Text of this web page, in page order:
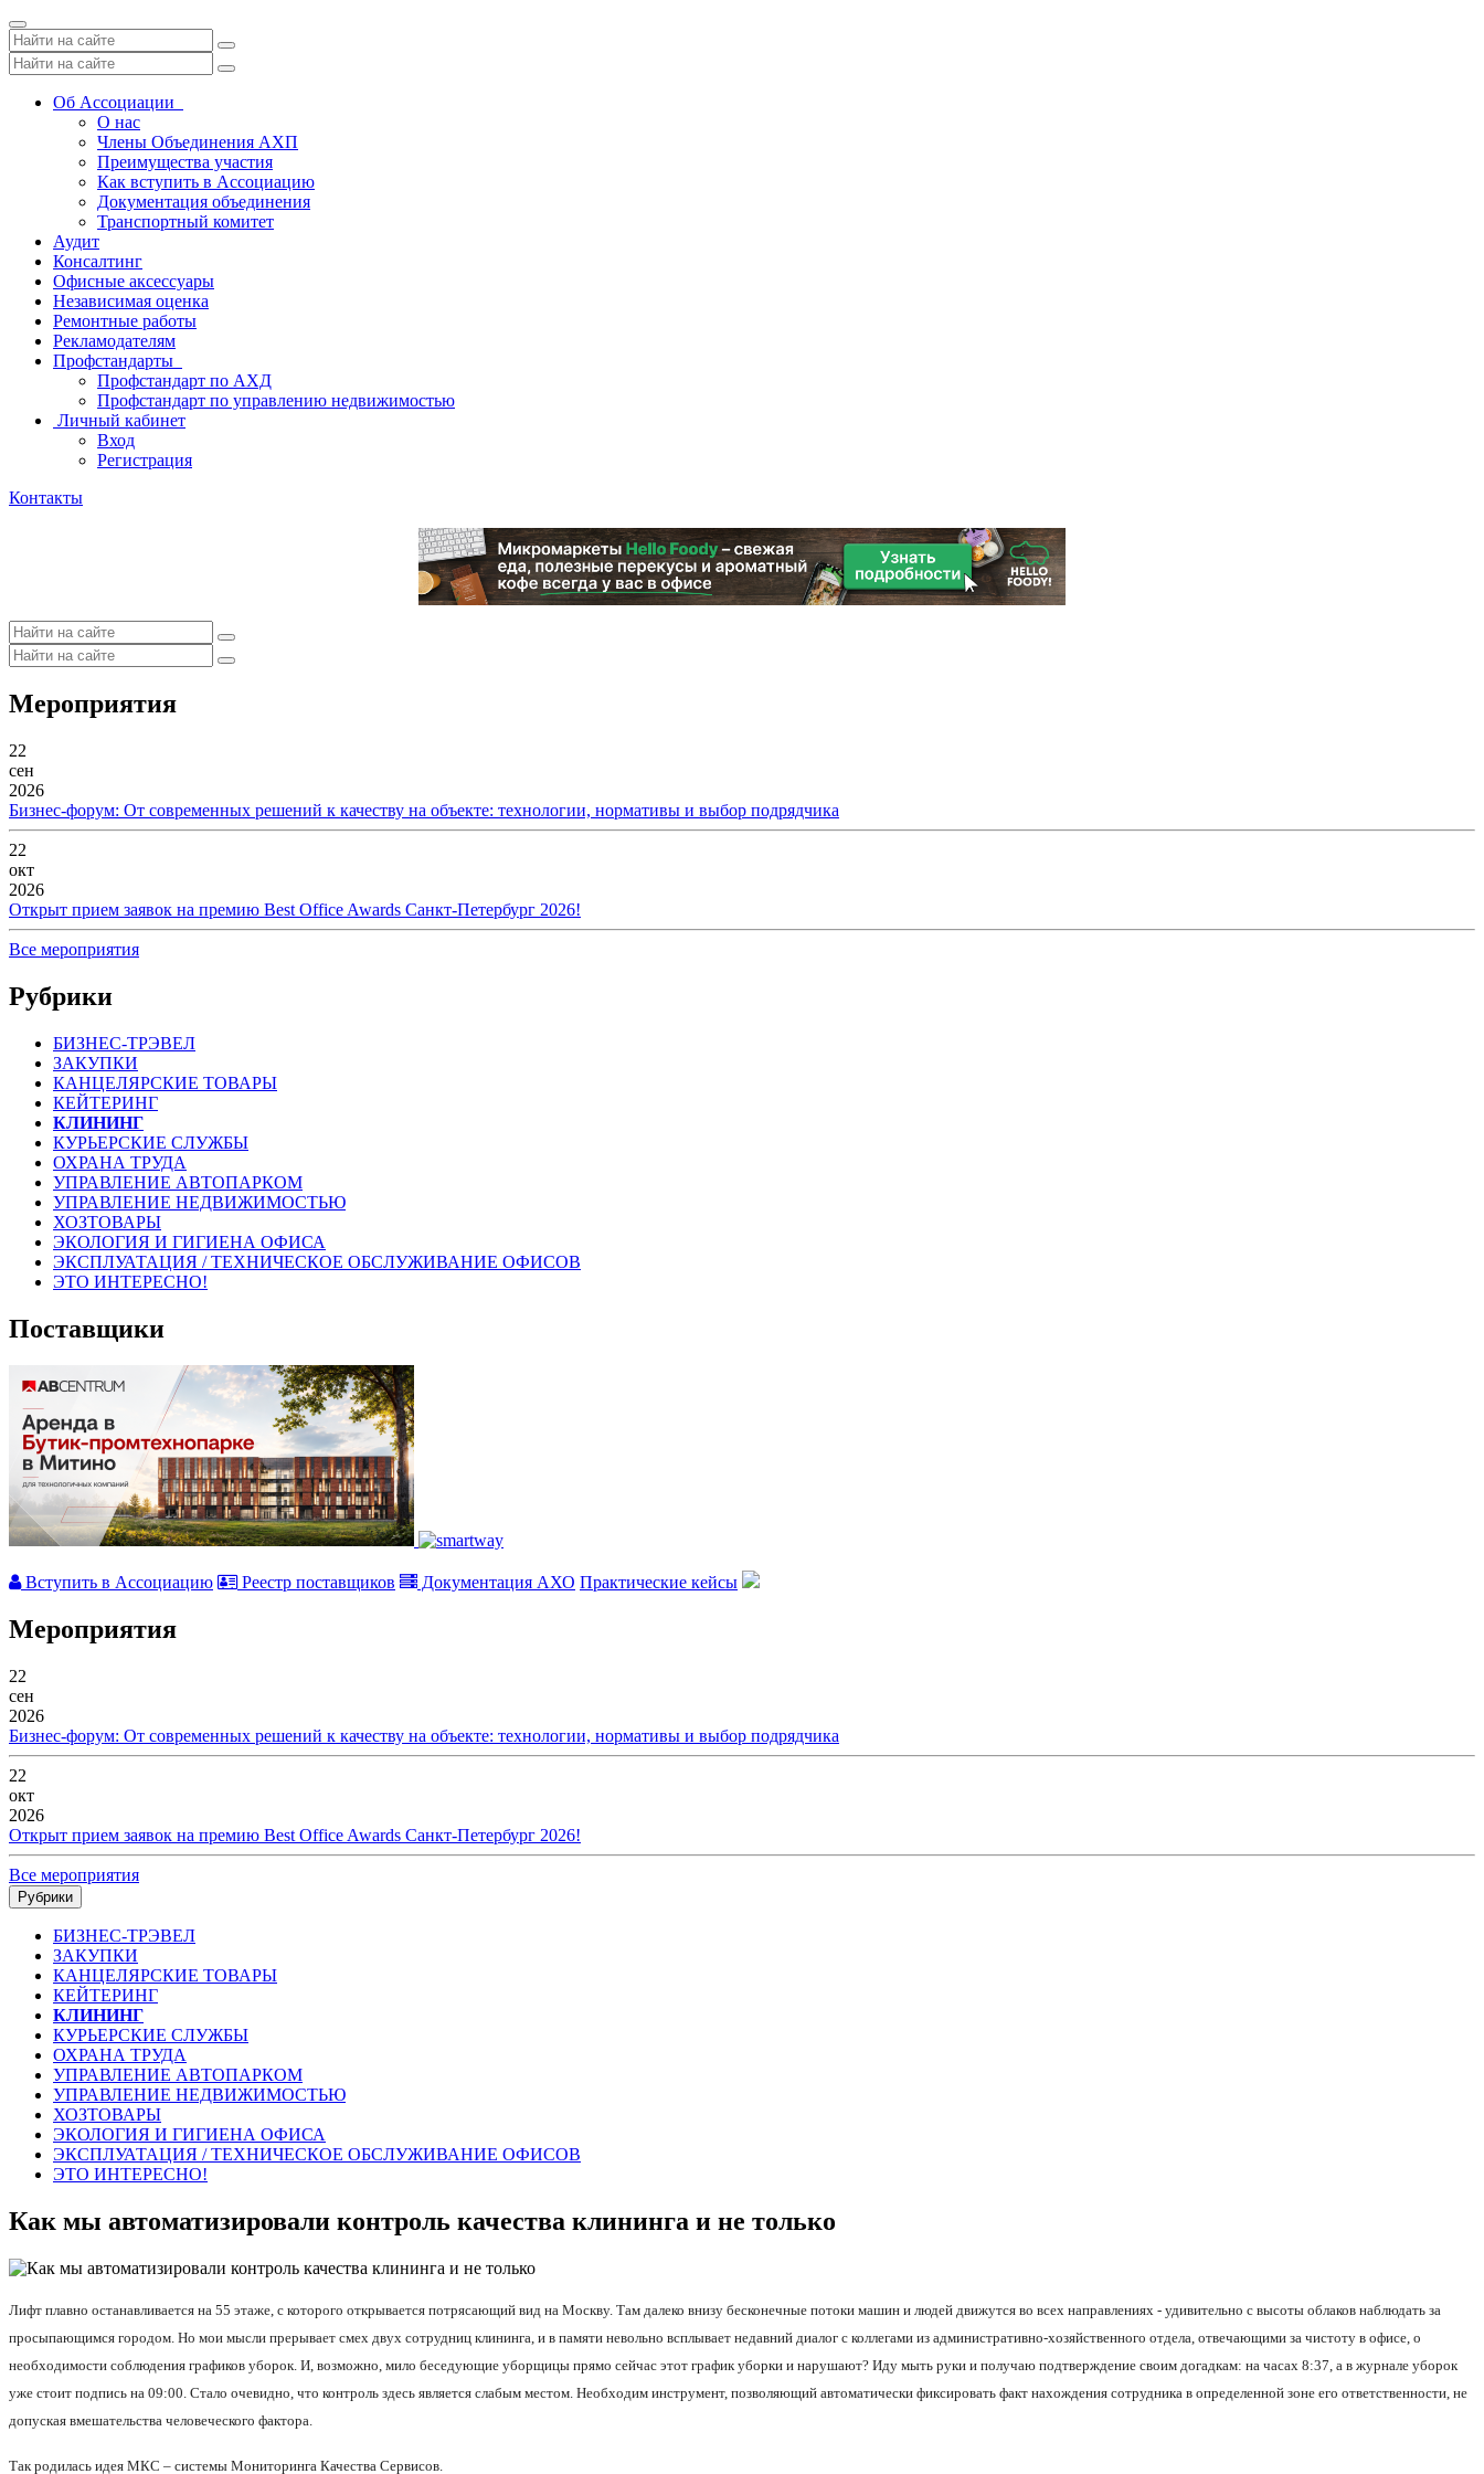
Toggle
navigation
Об Ассоциации
О нас
Члены Объединения АХП
Преимущества участия
Как вступить в Ассоциацию
Документация объединения
Транспортный комитет
Аудит
Консалтинг
Офисные аксессуары
Независимая оценка
Ремонтные работы
Рекламодателям
Профстандарты
Профстандарт по АХД
Профстандарт по управлению недвижимостью
Личный кабинет
Вход
Регистрация
Контакты
Мероприятия
22
сен
2026
Бизнес-форум: От современных решений к качеству на объекте: технологии, нормативы и выбор подрядчика
22
окт
2026
Открыт прием заявок на премию Best Office Awards Санкт-Петербург 2026!
Все мероприятия
Рубрики
БИЗНЕС-ТРЭВЕЛ
ЗАКУПКИ
КАНЦЕЛЯРСКИЕ ТОВАРЫ
КЕЙТЕРИНГ
КЛИНИНГ
КУРЬЕРСКИЕ СЛУЖБЫ
ОХРАНА ТРУДА
УПРАВЛЕНИЕ АВТОПАРКОМ
УПРАВЛЕНИЕ НЕДВИЖИМОСТЬЮ
ХОЗТОВАРЫ
ЭКОЛОГИЯ И ГИГИЕНА ОФИСА
ЭКСПЛУАТАЦИЯ / ТЕХНИЧЕСКОЕ ОБСЛУЖИВАНИЕ ОФИСОВ
ЭТО ИНТЕРЕСНО!
Поставщики
Вступить в Ассоциацию Реестр поставщиков Документация АХО Практические кейсы
Мероприятия
22
сен
2026
Бизнес-форум: От современных решений к качеству на объекте: технологии, нормативы и выбор подрядчика
22
окт
2026
Открыт прием заявок на премию Best Office Awards Санкт-Петербург 2026!
Все мероприятия
Рубрики
БИЗНЕС-ТРЭВЕЛ
ЗАКУПКИ
КАНЦЕЛЯРСКИЕ ТОВАРЫ
КЕЙТЕРИНГ
КЛИНИНГ
КУРЬЕРСКИЕ СЛУЖБЫ
ОХРАНА ТРУДА
УПРАВЛЕНИЕ АВТОПАРКОМ
УПРАВЛЕНИЕ НЕДВИЖИМОСТЬЮ
ХОЗТОВАРЫ
ЭКОЛОГИЯ И ГИГИЕНА ОФИСА
ЭКСПЛУАТАЦИЯ / ТЕХНИЧЕСКОЕ ОБСЛУЖИВАНИЕ ОФИСОВ
ЭТО ИНТЕРЕСНО!
Как мы автоматизировали контроль качества клининга и не только
Лифт плавно останавливается на 55 этаже, с которого открывается потрясающий вид на Москву. Там далеко внизу бесконечные потоки машин и людей движутся во всех направлениях - удивительно с высоты облаков наблюдать за
просыпающимся городом. Но мои мысли прерывает смех двух сотрудниц клининга, и в памяти невольно всплывает недавний диалог с коллегами из административно-хозяйственного отдела, отвечающими за чистоту в офисе, о
необходимости соблюдения графиков уборок. И, возможно, мило беседующие уборщицы прямо сейчас этот график уборки и нарушают? Иду мыть руки и получаю подтверждение своим догадкам: на часах 8:37, а в журнале уборок
уже стоит подпись на 09:00. Стало очевидно, что контроль здесь является слабым местом. Необходим инструмент, позволяющий автоматически фиксировать факт нахождения сотрудника в определенной зоне его ответственности, не
допуская вмешательства человеческого фактора.
Так родилась идея МКС – системы Мониторинга Качества Сервисов.